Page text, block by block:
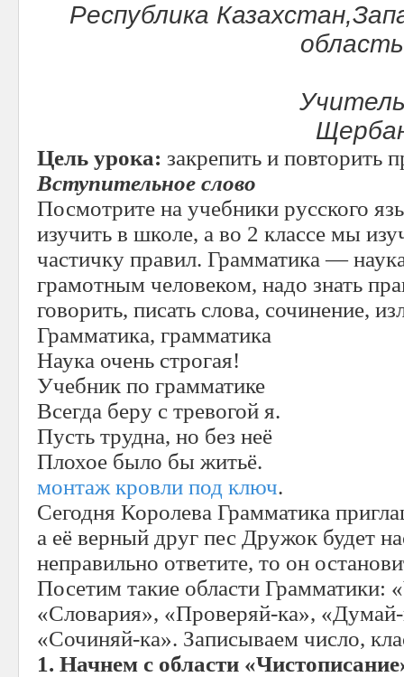
Республика
Цель урока: закрепить и повторить
Вступительное слово
Посмотрите на учебники русского
изучить в школе, а во 2 классе мы
частичку правил. Грамматика —
грамотным человеком, надо знать
говорить, писать слова, сочинение,
Грамматика, грамматика
Наука очень строгая!
Учебник по грамматике
Всегда беру с тревогой я.
Пусть трудна, но без неё
Плохое было бы житьё.
монтаж кровли под ключ.
Сегодня Королева Грамматика
а её верный друг пес Дружок будет
неправильно ответите, то он
Посетим такие области Грамматики:
«Словария», «Проверяй-ка»,
«Сочиняй-ка». Записываем число,
1. Начнем с области